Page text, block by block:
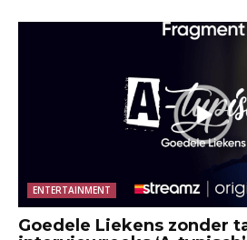
ENTERTAINMENT
Goedele Liekens zonder